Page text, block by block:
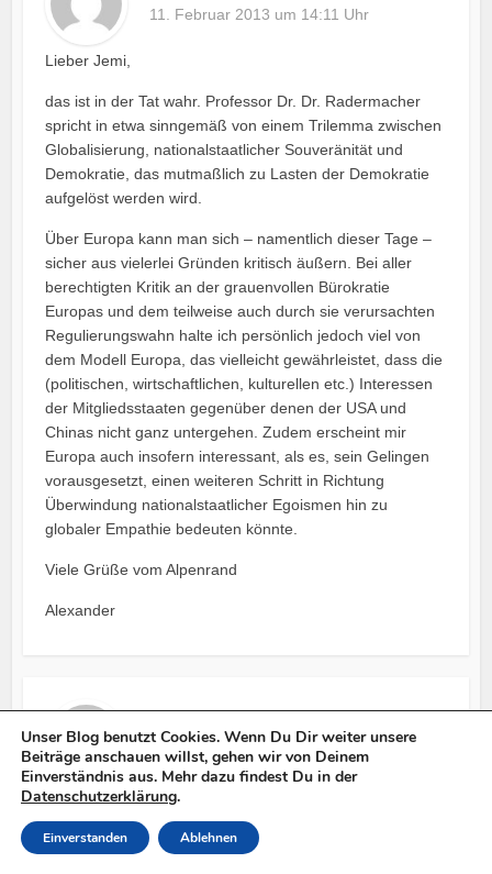
11. Februar 2013 um 14:11 Uhr
Lieber Jemi,
das ist in der Tat wahr. Professor Dr. Dr. Radermacher
spricht in etwa sinngemäß von einem Trilemma zwischen
Globalisierung, nationalstaatlicher Souveränität und
Demokratie, das mutmaßlich zu Lasten der Demokratie
aufgelöst werden wird.
Über Europa kann man sich – namentlich dieser Tage –
sicher aus vielerlei Gründen kritisch äußern. Bei aller
berechtigten Kritik an der grauenvollen Bürokratie
Europas und dem teilweise auch durch sie verursachten
Regulierungswahn halte ich persönlich jedoch viel von
dem Modell Europa, das vielleicht gewährleistet, dass die
(politischen, wirtschaftlichen, kulturellen etc.) Interessen
der Mitgliedsstaaten gegenüber denen der USA und
Chinas nicht ganz untergehen. Zudem erscheint mir
Europa auch insofern interessant, als es, sein Gelingen
vorausgesetzt, einen weiteren Schritt in Richtung
Überwindung nationalstaatlicher Egoismen hin zu
globaler Empathie bedeuten könnte.
Viele Grüße vom Alpenrand
Alexander
8. Februar 2013 um 19:21 Uhr
Lieber Oliver,
zu Deinem Kommentar fallen mir spontan ganz viele
Unser Blog benutzt Cookies. Wenn Du Dir weiter unsere
Beiträge anschauen willst, gehen wir von Deinem
Einverständnis aus. Mehr dazu findest Du in der
Datenschutzerklärung.
Einverstanden Ablehnen